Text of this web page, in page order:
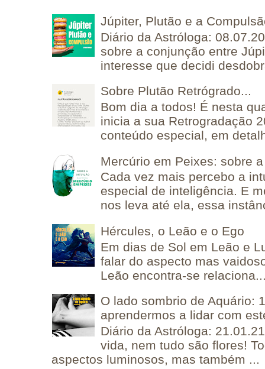
Júpiter, Plutão e a
Diário da Astróloga:
sobre a conjunção entre
interesse que decidi
Sobre Plutão Retrógrado...
Bom dia a todos! É nesta
inicia a sua Retrogradação
conteúdo especial, em
Mercúrio em Peixes: sobre
Cada vez mais percebo a
especial de inteligência. E
nos leva até ela, essa
Hércules, o Leão e o Ego
Em dias de Sol em Leão e
falar do aspecto mas
Leão encontra-se
O lado sombrio de Aquário:
aprendermos a lidar com
Diário da Astróloga:
vida, nem tudo são flores!
aspectos luminosos, mas também ...